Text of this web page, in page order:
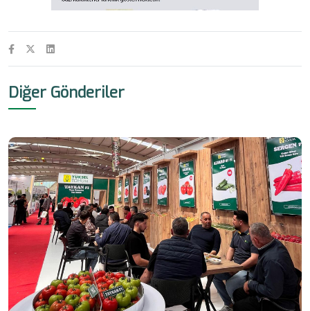
Diğer Gönderiler